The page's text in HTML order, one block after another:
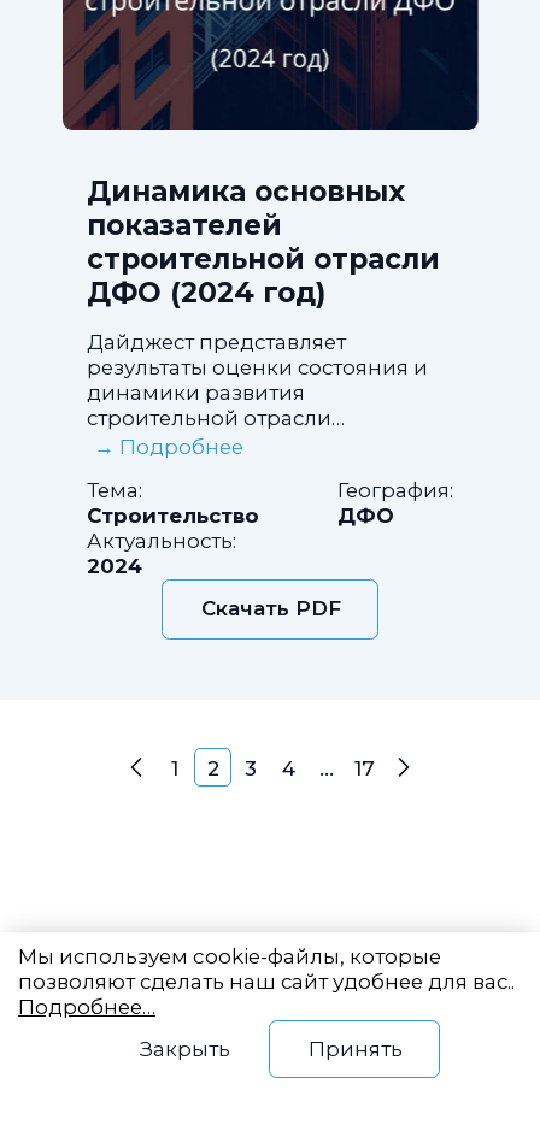
Динамика основных
показателей
строительной отрасли
ДФО (2024 год)
Дайджест представляет
результаты оценки состояния и
динамики развития
строительной отрасли
Дальневосточного федерального
Проанализированы данные об
объемах выполненных
строительных работ, структуре
объектов строительства,
численности и заработной плате
занятых в отрасли.
→ Подробнее
Скачать PDF
Тема:
Строительство
География:
ДФО
Актуальность:
2024
Навигация по записям
Назад
1 2 3 4 … 17 Далее
государственного
планирования
Мы используем cookie-файлы, которые
позволяют сделать наш сайт удобнее для вас..
Подробнее…
Закрыть
Принять